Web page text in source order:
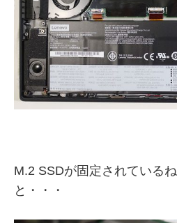
M.2 SSDが固定されている
と・・・